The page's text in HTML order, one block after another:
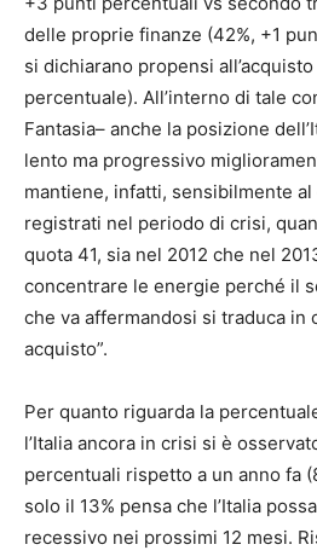
delle proprie finanze (42%, +1
si dichiarano propensi
percentuale). All’interno di tale
Fantasia– anche la posizione
lento ma progressivo
mantiene, infatti, sensibilmente
registrati nel periodo di crisi,
quota 41, sia nel 2012 che nel
concentrare le energie perché il
che va affermandosi si traduca in
acquisto”.
Per quanto riguarda la
l’Italia ancora in crisi si è
percentuali rispetto a un anno fa
solo il 13% pensa che l’Italia
recessivo nei prossimi 12 mesi.